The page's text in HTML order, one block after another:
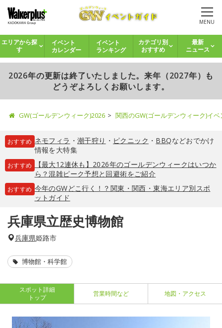
MENU
エリアから探
す
イベント
カレンダー
イベント
ランキング
カテゴリ別
おすすめ
最新
ニュース
2026年の更新は終了いたしました。来年（2027年）も
どうぞよろしくお願いします。
GW(ゴールデンウィーク)2026 関西のGW(ゴールデンウィーク)イ
おすすめ ネモフィラ ・ 潮干狩り ・ ピクニック ・ BBQなどおでかけ
情報を大特集
おすすめ
【最大12連休も】2026年のゴールデンウィークはいつか
ら？混雑ピーク予想と回避術をご紹介
おすすめ 今年のGWどこ行く！？関東・関西・東海エリア別スポ
ットガイド
兵庫県立歴史博物館
兵庫県姫路市
博物館・科学館
スポット詳細
トップ
営業時間など 地図・アクセス